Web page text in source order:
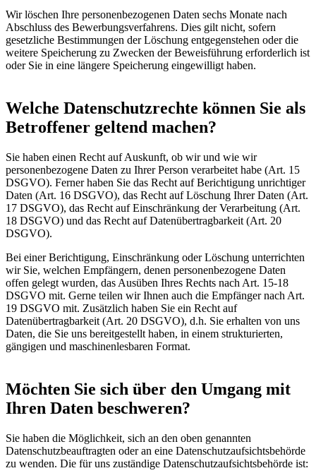
Wir löschen Ihre personenbezogenen Daten sechs Monate nach
Abschluss des Bewerbungsverfahrens. Dies gilt nicht, sofern
gesetzliche Bestimmungen der Löschung entgegenstehen oder die
weitere Speicherung zu Zwecken der Beweisführung erforderlich ist
oder Sie in eine längere Speicherung eingewilligt haben.
Welche Datenschutzrechte können Sie als
Betroffener geltend machen?
Sie haben einen Recht auf Auskunft, ob wir und wie wir
personenbezogene Daten zu Ihrer Person verarbeitet habe (Art. 15
DSGVO). Ferner haben Sie das Recht auf Berichtigung unrichtiger
Daten (Art. 16 DSGVO), das Recht auf Löschung Ihrer Daten (Art.
17 DSGVO), das Recht auf Einschränkung der Verarbeitung (Art.
18 DSGVO) und das Recht auf Datenübertragbarkeit (Art. 20
DSGVO).
Bei einer Berichtigung, Einschränkung oder Löschung unterrichten
wir Sie, welchen Empfängern, denen personenbezogene Daten
offen gelegt wurden, das Ausüben Ihres Rechts nach Art. 15-18
DSGVO mit. Gerne teilen wir Ihnen auch die Empfänger nach Art.
19 DSGVO mit. Zusätzlich haben Sie ein Recht auf
Datenübertragbarkeit (Art. 20 DSGVO), d.h. Sie erhalten von uns
Daten, die Sie uns bereitgestellt haben, in einem strukturierten,
gängigen und maschinenlesbaren Format.
Möchten Sie sich über den Umgang mit
Ihren Daten beschweren?
Sie haben die Möglichkeit, sich an den oben genannten
Datenschutzbeauftragten oder an eine Datenschutzaufsichtsbehörde
zu wenden. Die für uns zuständige Datenschutzaufsichtsbehörde ist: